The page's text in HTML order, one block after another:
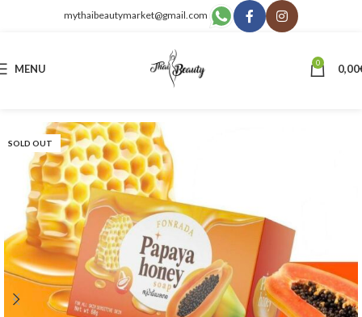
mythaibeautymarket@gmail.com
MENU 0 0,00
SOLD OUT